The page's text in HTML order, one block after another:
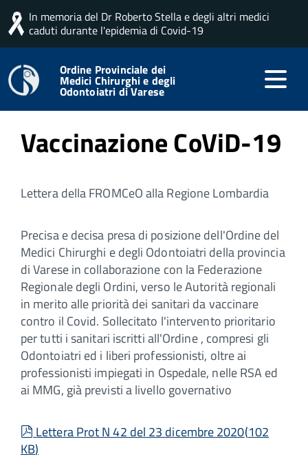
In memoria del Dr Roberto Stella e degli altri medici
caduti durante l'epidemia di Covid-19
Ordine Provinciale dei
Medici Chirurghi e degli
Odontoiatri di Varese
Home Articoli app
Pubblicato: 29 Dicembre 2020
Vaccinazione CoViD-19
Lettera della FROMCeO alla Regione Lombardia
Precisa e decisa presa di posizione dell'Ordine del
Medici Chirurghi e degli Odontoiatri della provincia
di Varese in collaborazione con la Federazione
Regionale degli Ordini, verso le Autorità regionali
in merito alle priorità dei sanitari da vaccinare
contro il Covid. Sollecitato l'intervento prioritario
per tutti i sanitari iscritti all'Ordine , compresi gli
Odontoiatri ed i liberi professionisti, oltre ai
professionisti impiegati in Ospedale, nelle RSA ed
ai MMG, già previsti a livello governativo
pdf
Lettera Prot N 42 del 23 dicembre 2020(102
KB)